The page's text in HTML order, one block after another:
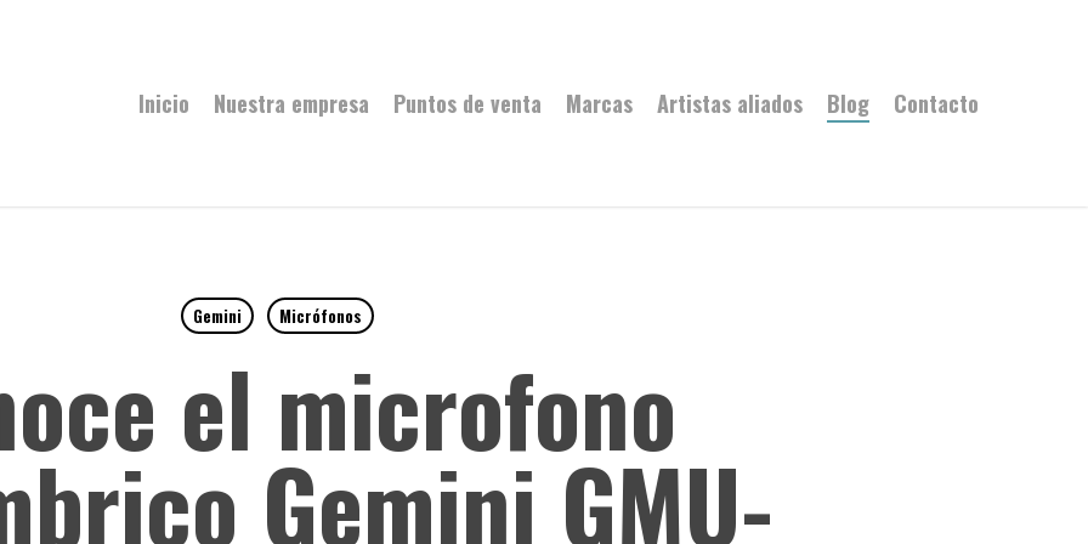
Inicio Nuestra empresa Puntos de venta Marcas Artistas aliados Blog Contacto
Gemini Micrófonos
el microfono
Gemini GMU-